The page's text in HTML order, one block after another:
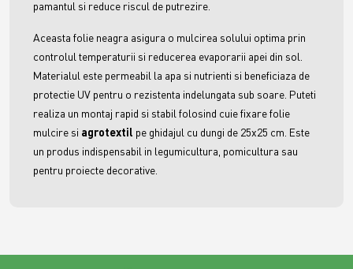
pamantul si reduce riscul de putrezire.
Aceasta folie neagra asigura o mulcirea solului optima prin
controlul temperaturii si reducerea evaporarii apei din sol.
Materialul este permeabil la apa si nutrienti si beneficiaza de
protectie UV pentru o rezistenta indelungata sub soare. Puteti
realiza un montaj rapid si stabil folosind cuie fixare folie
mulcire si agrotextil pe ghidajul cu dungi de 25x25 cm. Este
un produs indispensabil in legumicultura, pomicultura sau
pentru proiecte decorative.